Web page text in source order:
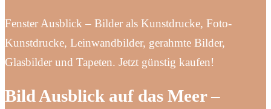
Fenster Ausblick – Bilder als Kunstdrucke, Foto-
Kunstdrucke, Leinwandbilder, gerahmte Bilder,
Glasbilder und Tapeten. Jetzt günstig kaufen!
Bild Ausblick auf das Meer –